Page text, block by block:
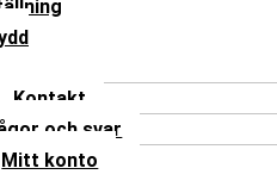
Kontakt
och svar
Mitt konto